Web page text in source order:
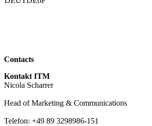
Contacts
Kontakt ITM
Nicola Scharrer
Head of Marketing & Communications
Telefon: +49 89 3298986-151